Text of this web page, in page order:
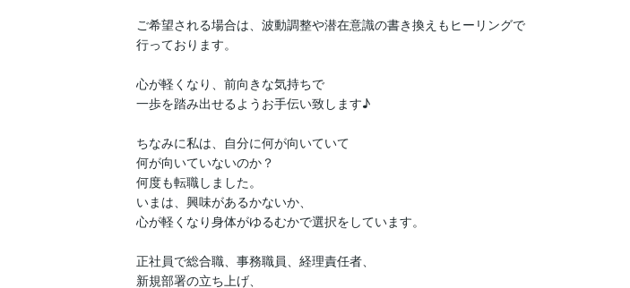
ご希望される場合は、波動調整や潜在意識の書き換えもヒーリングで
行っております。
心が軽くなり、前向きな気持ちで
一歩を踏み出せるようお手伝い致します♪
ちなみに私は、自分に何が向いていて
何が向いていないのか？
何度も転職しました。
いまは、興味があるかないか、
心が軽くなり身体がゆるむかで選択をしています。
正社員で総合職、事務職員、経理責任者、
新規部署の立ち上げ、